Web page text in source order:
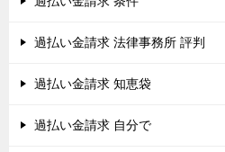
過払い金請求 法律事務所 評判
過払い金請求 知恵袋
過払い金請求 自分で